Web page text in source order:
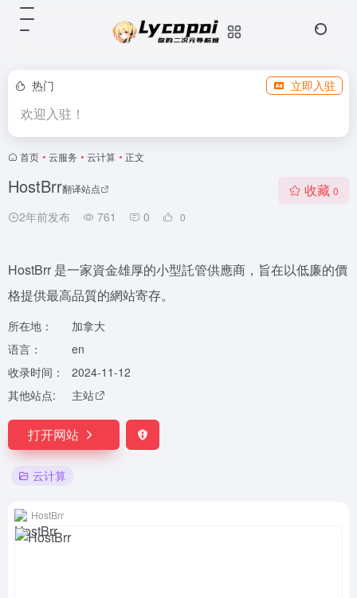
热门 立即入驻
欢迎入驻！
首页 • 云服务 • 云计算 • 正文
HostBrr翻译站点
2年前发布 761 0 0
收藏 0
HostBrr 是一家資金雄厚的小型託管供應商，旨在以低廉的價
格提供最高品質的網站寄存。
所在地：
加拿大
语言：
en
收录时间：
2024-11-12
其他站点:
主站
打开网站
云计算
HostBrr